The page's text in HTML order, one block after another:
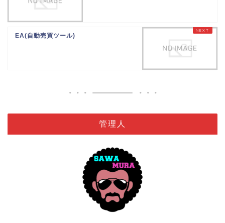
EA(自動売買ツール)
管理人